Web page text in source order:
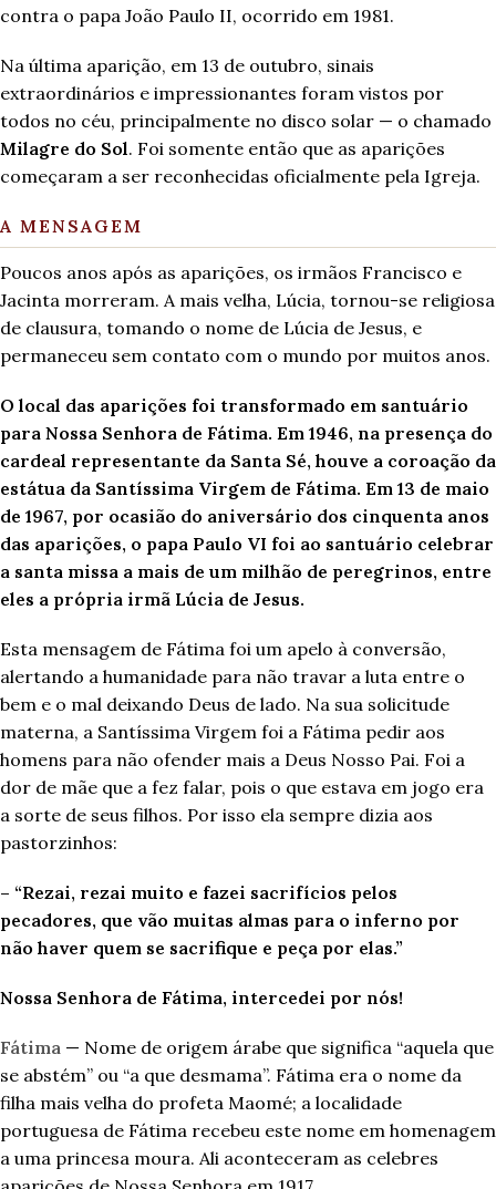
contra o papa João Paulo II, ocorrido em 1981.
Na última aparição, em 13 de outubro, sinais
extraordinários e impressionantes foram vistos por
todos no céu, principalmente no disco solar — o chamado
Milagre do Sol. Foi somente então que as aparições
começaram a ser reconhecidas oficialmente pela Igreja.
A MENSAGEM
Poucos anos após as aparições, os irmãos Francisco e
Jacinta morreram. A mais velha, Lúcia, tornou-se religiosa
de clausura, tomando o nome de Lúcia de Jesus, e
permaneceu sem contato com o mundo por muitos anos.
O local das aparições foi transformado em santuário
para Nossa Senhora de Fátima. Em 1946, na presença do
cardeal representante da Santa Sé, houve a coroação da
estátua da Santíssima Virgem de Fátima. Em 13 de maio
de 1967, por ocasião do aniversário dos cinquenta anos
das aparições, o papa Paulo VI foi ao santuário celebrar
a santa missa a mais de um milhão de peregrinos, entre
eles a própria irmã Lúcia de Jesus.
Esta mensagem de Fátima foi um apelo à conversão,
alertando a humanidade para não travar a luta entre o
bem e o mal deixando Deus de lado. Na sua solicitude
materna, a Santíssima Virgem foi a Fátima pedir aos
homens para não ofender mais a Deus Nosso Pai. Foi a
dor de mãe que a fez falar, pois o que estava em jogo era
a sorte de seus filhos. Por isso ela sempre dizia aos
pastorzinhos:
– “Rezai, rezai muito e fazei sacrifícios pelos
pecadores, que vão muitas almas para o inferno por
não haver quem se sacrifique e peça por elas.”
Nossa Senhora de Fátima, intercedei por nós!
Fátima — Nome de origem árabe que significa “aquela que
se abstém” ou “a que desmama”. Fátima era o nome da
filha mais velha do profeta Maomé; a localidade
portuguesa de Fátima recebeu este nome em homenagem
a uma princesa moura. Ali aconteceram as celebres